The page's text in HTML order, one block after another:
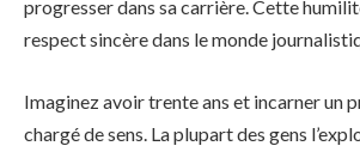
progresser dans sa carrière. Cette
respect sincère dans le monde
Imaginez avoir trente ans et incarner un
chargé de sens. La plupart des gens